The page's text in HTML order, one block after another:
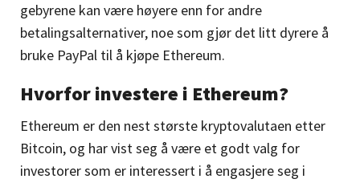
gebyrene kan være høyere enn for andre
betalingsalternativer, noe som gjør det litt dyrere å
bruke PayPal til å kjøpe Ethereum.
Hvorfor investere i Ethereum?
Ethereum er den nest største kryptovalutaen etter
Bitcoin, og har vist seg å være et godt valg for
investorer som er interessert i å engasjere seg i